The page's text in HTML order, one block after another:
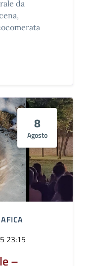
da
8
Agosto
23:15
–